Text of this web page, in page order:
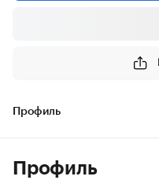
Профиль
Профиль